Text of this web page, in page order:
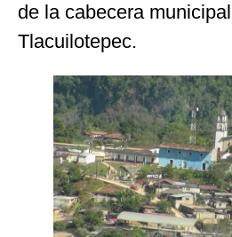
de la cabecera
Tlacuilotepec.